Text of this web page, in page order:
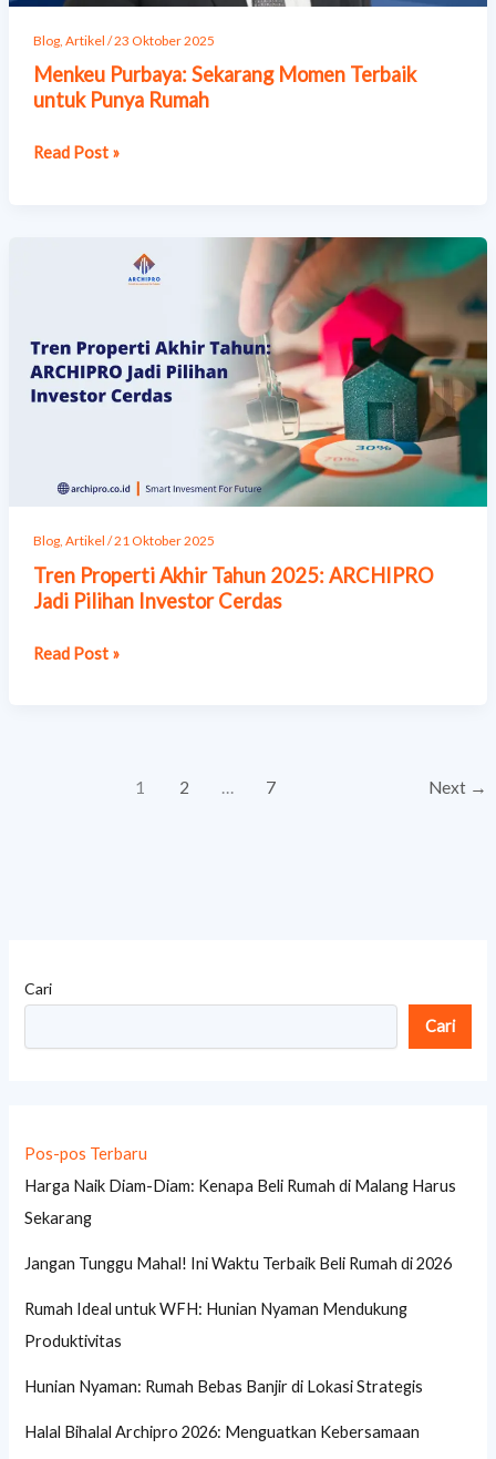
Blog, Artikel /23 Oktober 2025
Menkeu Purbaya: Sekarang Momen Terbaik
untuk Punya Rumah
Read Post »
Blog, Artikel /21 Oktober 2025
Tren Properti Akhir Tahun 2025: ARCHIPRO
Jadi Pilihan Investor Cerdas
Tahun
2025:
ARCHIPRO
Investor
Read Post »
1 2 … 7 Next →
Cari
Cari
Pos-pos Terbaru
Harga Naik Diam-Diam: Kenapa Beli Rumah di Malang Harus
Sekarang
Jangan Tunggu Mahal! Ini Waktu Terbaik Beli Rumah di 2026
Rumah Ideal untuk WFH: Hunian Nyaman Mendukung
Produktivitas
Hunian Nyaman: Rumah Bebas Banjir di Lokasi Strategis
Halal Bihalal Archipro 2026: Menguatkan Kebersamaan